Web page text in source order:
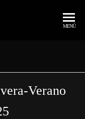
MENÚ
Verano